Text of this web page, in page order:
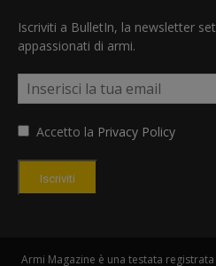
Iscriviti a BulletIn, la newsletter
appassionati di armi.
Accetto la Privacy Policy
Iscriviti
Armi Magazine è una testata